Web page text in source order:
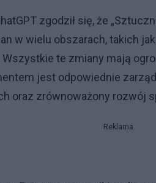
zgodził się, że
w wielu obszarach, takich
te zmiany mają
jest odpowiednie
oraz zrównoważony rozwój
Reklama